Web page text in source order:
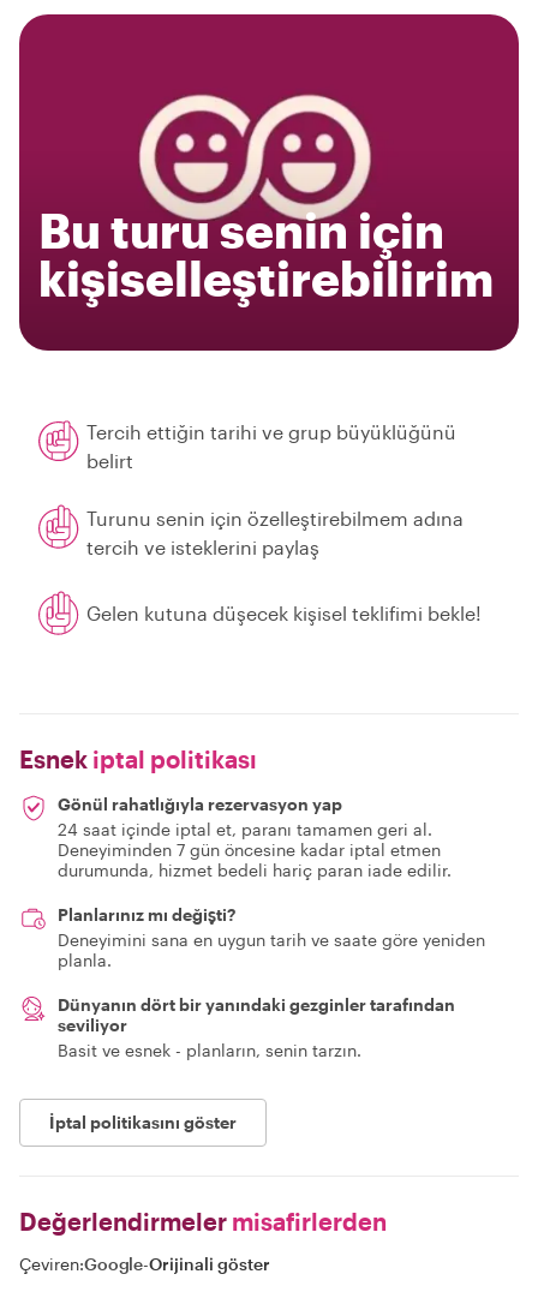
Bu turu senin için
kişiselleştirebilirim
Tercih ettiğin tarihi ve grup büyüklüğünü
belirt
Turunu senin için özelleştirebilmem adına
tercih ve isteklerini paylaş
Gelen kutuna düşecek kişisel teklifimi bekle!
Esnek iptal politikası
Gönül rahatlığıyla rezervasyon yap
24 saat içinde iptal et, paranı tamamen geri al.
Deneyiminden 7 gün öncesine kadar iptal etmen
durumunda, hizmet bedeli hariç paran iade edilir.
Planlarınız mı değişti?
Deneyimini sana en uygun tarih ve saate göre yeniden
planla.
Dünyanın dört bir yanındaki gezginler tarafından
seviliyor
Basit ve esnek - planların, senin tarzın.
İptal politikasını göster
Değerlendirmeler misafirlerden
Çeviren:Google-Orijinali göster